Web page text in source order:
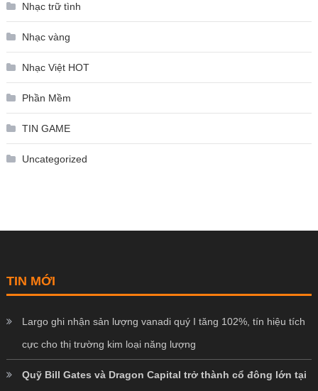
Nhạc trữ tình
Nhạc vàng
Nhạc Việt HOT
Phần Mềm
TIN GAME
Uncategorized
TIN MỚI
Largo ghi nhận sản lượng vanadi quý I tăng 102%, tín hiệu tích
cực cho thị trường kim loại năng lượng
Quỹ Bill Gates và Dragon Capital trở thành cổ đông lớn tại